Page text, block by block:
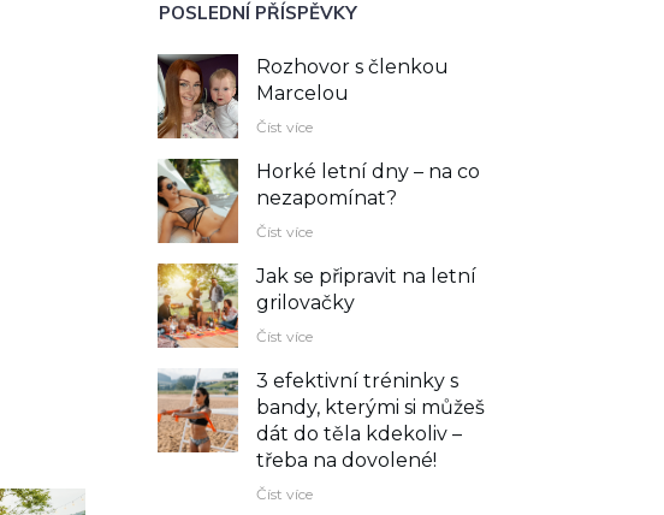
POSLEDNÍ PŘÍSPĚVKY
Rozhovor s členkou
Marcelou
Číst více
Horké letní dny – na co
nezapomínat?
Číst více
Jak se připravit na letní
grilovačky
Číst více
3 efektivní tréninky s
bandy, kterými si můžeš
dát do těla kdekoliv –⁠
třeba na dovolené!
Číst více